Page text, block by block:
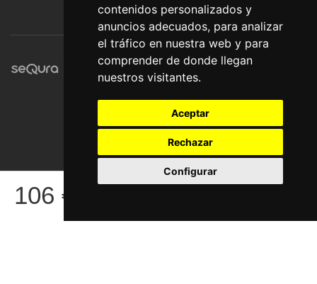
contenidos personalizados y
anuncios adecuados, para analizar
el tráfico en nuestra web y para
comprender de donde llegan
nuestros visitantes.
Aceptar
Rechazar
Configurar
106 €
© Pronorte Sonido SL. Todos los derechos reservados.